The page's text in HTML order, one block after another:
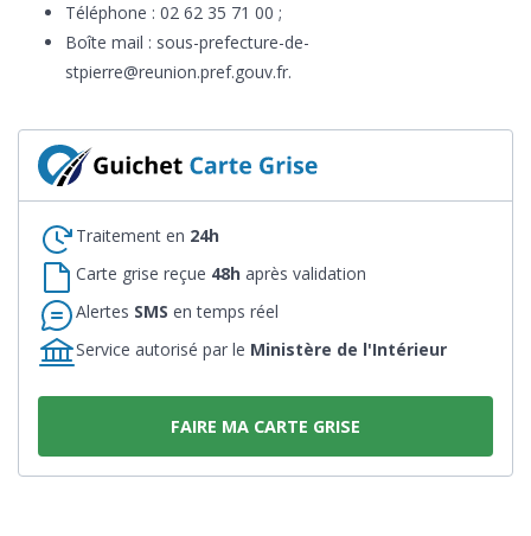
Téléphone : 02 62 35 71 00 ;
Boîte mail : sous-prefecture-de-
stpierre@reunion.pref.gouv.fr.
Traitement en 24h
Carte grise reçue 48h après validation
Alertes SMS en temps réel
Service autorisé par le Ministère de l'Intérieur
FAIRE MA CARTE GRISE